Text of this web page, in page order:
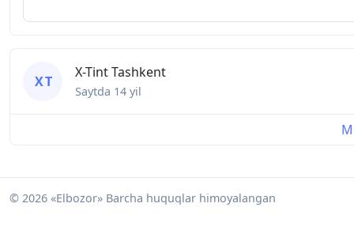
X T
X-Tint Tashkent
Saytda 14 yil
© 2026 «Elbozor» Barcha huquqlar himoyalangan